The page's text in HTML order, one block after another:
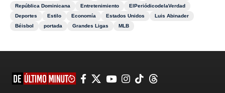
República Dominicana
Entretenimiento
ElPeriódicodelaVerdad
Deportes
Estilo Economía Estados Unidos
Luis Abinader
Béisbol
portada Grandes Ligas MLB